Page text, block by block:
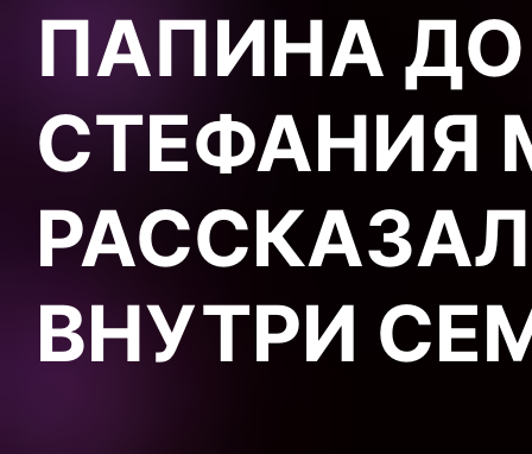
ПАПИНА
СТЕФАНИЯ
ВНУТРИ